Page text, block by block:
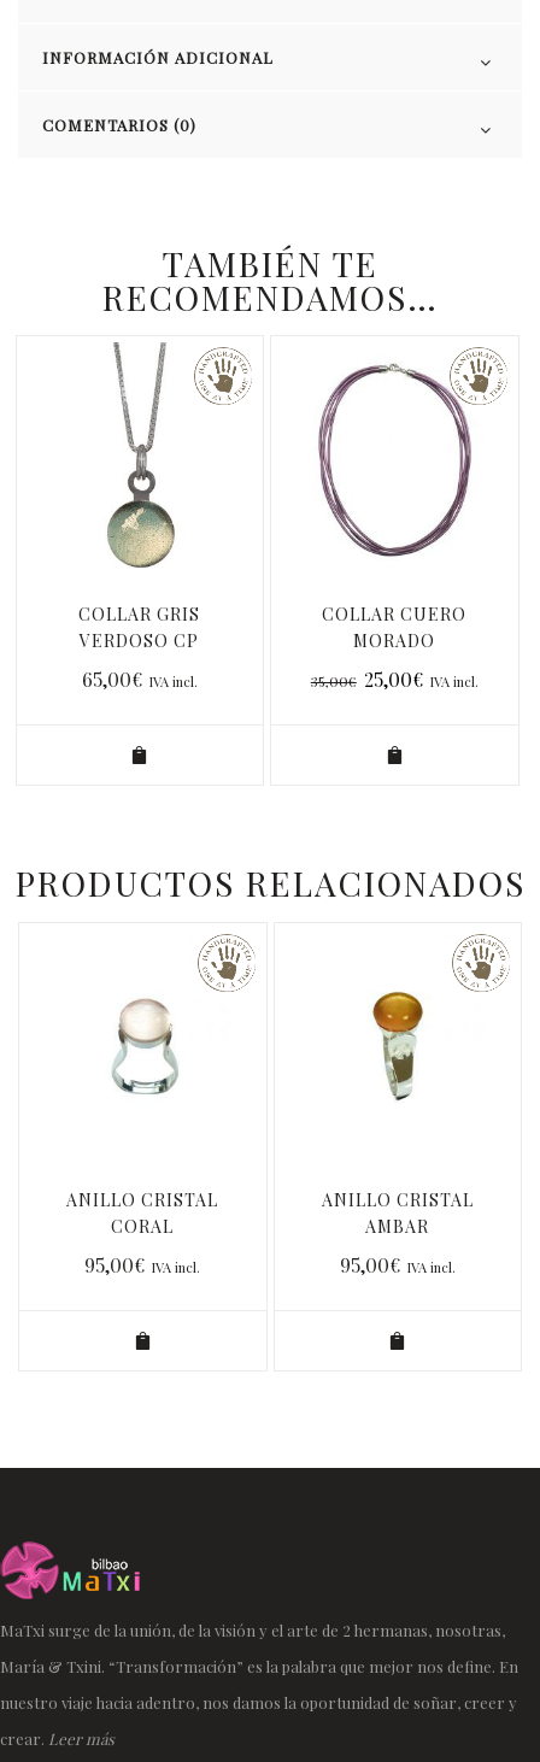
INFORMACIÓN ADICIONAL
COMENTARIOS (0)
TAMBIÉN TE
RECOMENDAMOS…
COLLAR GRIS
VERDOSO CP
65,00€ IVA incl.
COLLAR CUERO
MORADO
35,00€ 25,00€ IVA incl.
PRODUCTOS RELACIONADOS
ANILLO CRISTAL
CORAL
95,00€ IVA incl.
ANILLO CRISTAL
AMBAR
95,00€ IVA incl.
MaTxi surge de la unión, de la visión y el arte de 2 hermanas, nosotras,
María & Txini. “Transformación” es la palabra que mejor nos define. En
nuestro viaje hacia adentro, nos damos la oportunidad de soñar, creer y
crear. Leer más